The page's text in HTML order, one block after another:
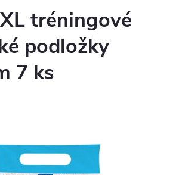
tréningové
podložky
7 ks